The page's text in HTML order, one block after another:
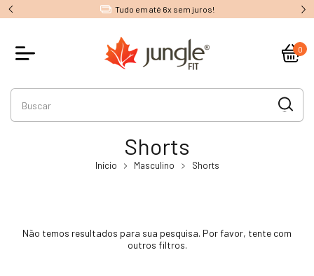
Tudo em até 6x sem juros!
0
Shorts
Início Masculino Shorts
Não temos resultados para sua pesquisa. Por favor, tente com
outros filtros.